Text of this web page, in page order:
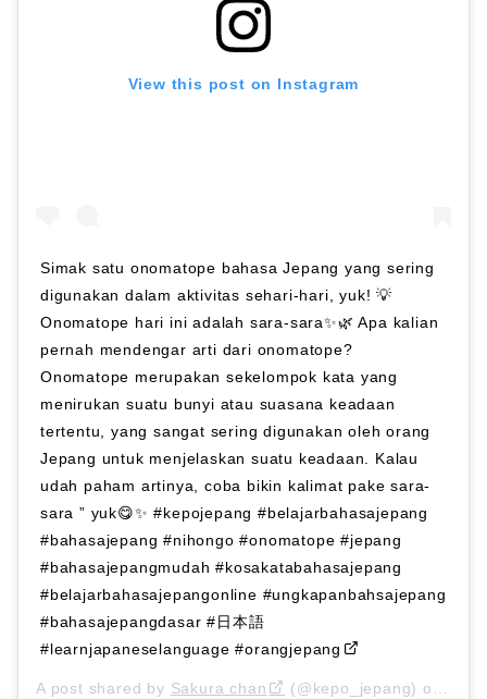
View this post on Instagram
Simak satu onomatope bahasa Jepang yang sering
digunakan dalam aktivitas sehari-hari, yuk! 💡
Onomatope hari ini adalah sara-sara✨🌿 Apa kalian
pernah mendengar arti dari onomatope?
Onomatope merupakan sekelompok kata yang
menirukan suatu bunyi atau suasana keadaan
tertentu, yang sangat sering digunakan oleh orang
Jepang untuk menjelaskan suatu keadaan. Kalau
udah paham artinya, coba bikin kalimat pake sara-
sara ” yuk😋✨ #kepojepang #belajarbahasajepang
#bahasajepang #nihongo #onomatope #jepang
#bahasajepangmudah #kosakatabahasajepang
#belajarbahasajepangonline #ungkapanbahsajepang
#bahasajepangdasar #日本語
#learnjapaneselanguage #orangjepang
A post shared by Sakura chan (@kepo_jepang) on